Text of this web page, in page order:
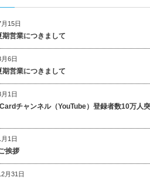
15日
期営業につきまして
6日
期営業につきまして
1日
チャンネル（YouTube）登録者数10万人
1日
挨拶
月31日